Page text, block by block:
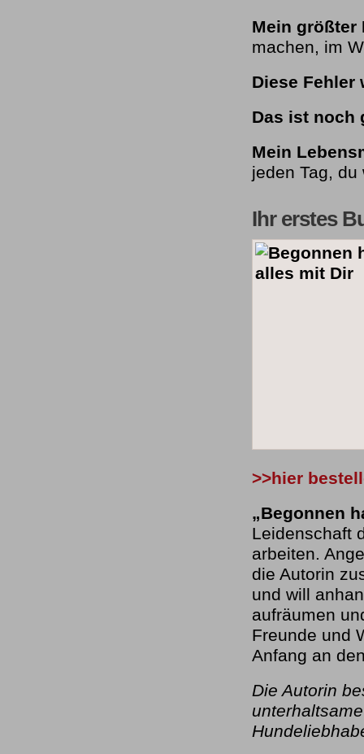
Mein größter
machen, im
Diese
Das ist noch
Mein
jeden Tag,
Ihr erstes
>>hier
„Begonnen
Leidenschaft
arbeiten.
die Autorin
und will
aufräumen
Freunde und
Anfang an
Die Autorin